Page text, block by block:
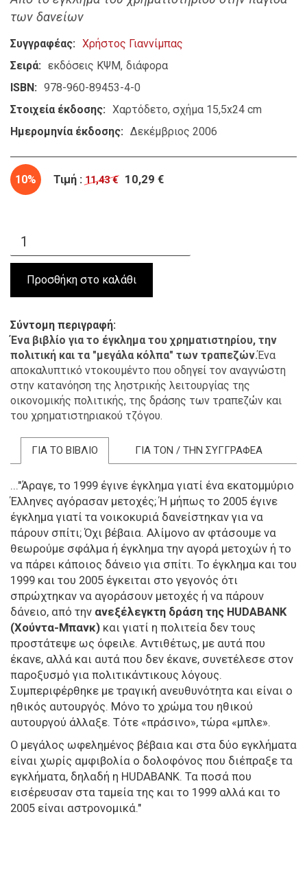
των δανείων
Συγγραφέας
Χρήστος Γιαννίμπας
Σειρά
εκδόσεις ΚΨΜ διάφορα
ISBN
978-960-89453-4-0
Στοιχεία έκδοσης
Χαρτόδετο, σχήμα 15,5x24 cm
Ημερομηνία έκδοσης
Δεκέμβριος 2006
10% Τιμή : 11,43 € 10,29 €
Σύντομη περιγραφή
Ένα βιβλίο για το έγκλημα του χρηματιστηρίου, την
πολιτική και τα "μεγάλα κόλπα" των τραπεζών.Ένα
αποκαλυπτικό ντοκουμέντο που οδηγεί τον αναγνώστη
στην κατανόηση της ληστρικής λειτουργίας της
οικονομικής πολιτικής, της δράσης των τραπεζών και
του χρηματιστηριακού τζόγου.
ΓΙΑ ΤΟ ΒΙΒΛΙΟ ΓΙΑ ΤΟΝ / ΤΗΝ ΣΥΓΓΡΑΦΕΑ
..."Άραγε, το 1999 έγινε έγκλημα γιατί ένα εκατομμύριο
Έλληνες αγόρασαν μετοχές; Ή μήπως το 2005 έγινε
έγκλημα γιατί τα νοικοκυριά δανείστηκαν για να
πάρουν σπίτι; Όχι βέβαια. Αλίμονο αν φτάσουμε να
θεωρούμε σφάλμα ή έγκλημα την αγορά μετοχών ή το
να πάρει κάποιος δάνειο για σπίτι. Το έγκλημα και του
1999 και του 2005 έγκειται στο γεγονός ότι
σπρώχτηκαν να αγοράσουν μετοχές ή να πάρουν
δάνειο, από την ανεξέλεγκτη δράση της HUDABANK
(Χούντα-Μπανκ) και γιατί η πολιτεία δεν τους
προστάτεψε ως όφειλε. Αντιθέτως, με αυτά που
έκανε, αλλά και αυτά που δεν έκανε, συνετέλεσε στον
παροξυσμό για πολιτικάντικους λόγους.
Συμπεριφέρθηκε με τραγική ανευθυνότητα και είναι ο
ηθικός αυτουργός. Μόνο το χρώμα του ηθικού
αυτουργού άλλαξε. Τότε «πράσινο», τώρα «μπλε».
Ο μεγάλος ωφελημένος βέβαια και στα δύο εγκλήματα
είναι χωρίς αμφιβολία ο δολοφόνος που διέπραξε τα
εγκλήματα, δηλαδή η HUDABANK. Τα ποσά που
εισέρευσαν στα ταμεία της και το 1999 αλλά και το
2005 είναι αστρονομικά."